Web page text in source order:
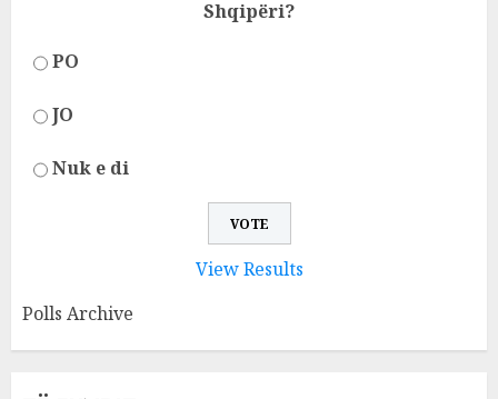
Shqipëri?
PO
JO
Nuk e di
View Results
Polls Archive